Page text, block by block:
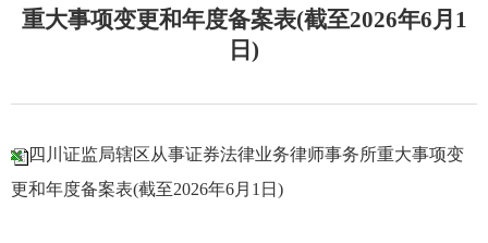
重大事项变更和年度备案表(截至2026年6月1
日)
四川证监局辖区从事证券法律业务律师事务所重大事项变
更和年度备案表(截至2026年6月1日)